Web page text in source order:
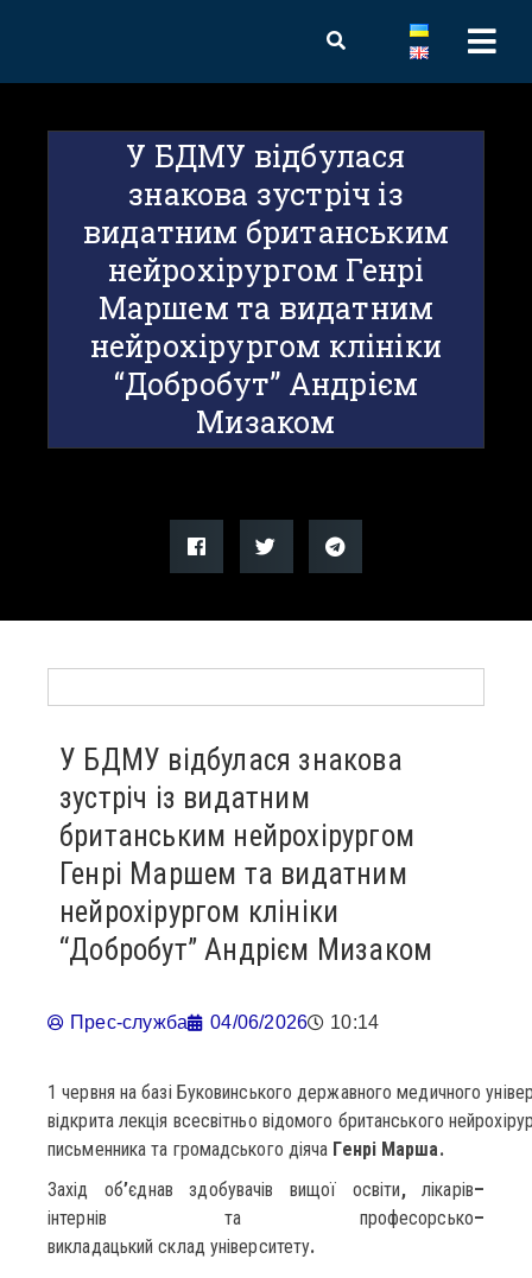
У БДМУ відбулася
знакова зустріч із
видатним британським
нейрохірургом Генрі
Маршем та видатним
нейрохірургом клініки
“Добробут” Андрієм
Мизаком
У БДМУ відбулася знакова
зустріч із видатним
британським нейрохірургом
Генрі Маршем та видатним
нейрохірургом клініки
“Добробут” Андрієм Мизаком
Прес-служба 04/06/2026 10:14
1 червня на базі Буковинського державного медичного
відкрита лекція всесвітньо відомого британського
письменника та громадського діяча Генрі Марша.
Захід об’єднав здобувачів вищої освіти,лікарів–
інтернів
та професорсько–
викладацький склад університету.